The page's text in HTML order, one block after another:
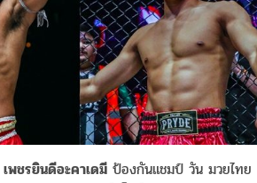
พชรยินดีอะคาเดมี ป้องกันแชมป์ วัน มวยไทย